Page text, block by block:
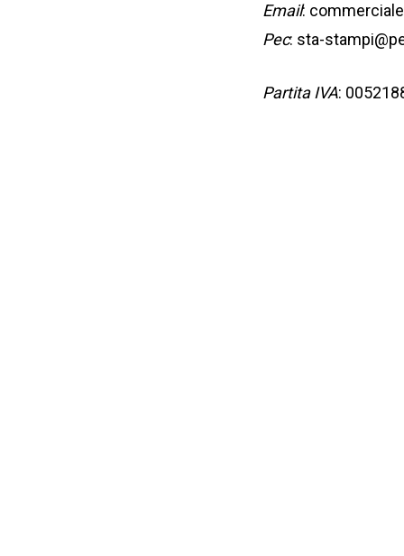
Email:
Pec: sta-
Partita IVA: